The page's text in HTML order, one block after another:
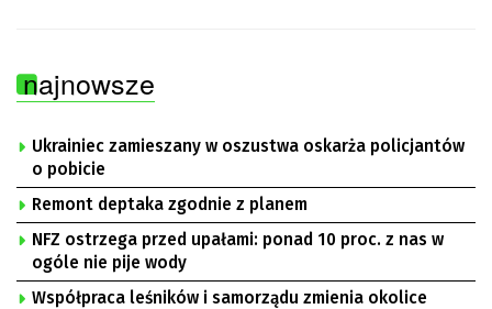
najnowsze
Ukrainiec zamieszany w oszustwa oskarża policjantów
o pobicie
Remont deptaka zgodnie z planem
NFZ ostrzega przed upałami: ponad 10 proc. z nas w
ogóle nie pije wody
Współpraca leśników i samorządu zmienia okolice